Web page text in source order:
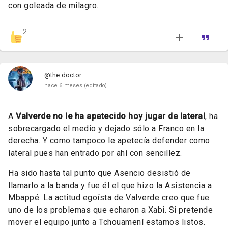
con goleada de milagro.
2
@the doctor
hace 6 meses (editado)
A Valverde no le ha apetecido hoy jugar de lateral , ha
sobrecargado el medio y dejado sólo a Franco en la
derecha. Y como tampoco le apetecía defender como
lateral pues han entrado por ahí con sencillez.
Ha sido hasta tal punto que Asencio desistió de
llamarlo a la banda y fue él el que hizo la Asistencia a
Mbappé. La actitud egoísta de Valverde creo que fue
uno de los problemas que echaron a Xabi. Si pretende
mover el equipo junto a Tchouamení estamos listos.